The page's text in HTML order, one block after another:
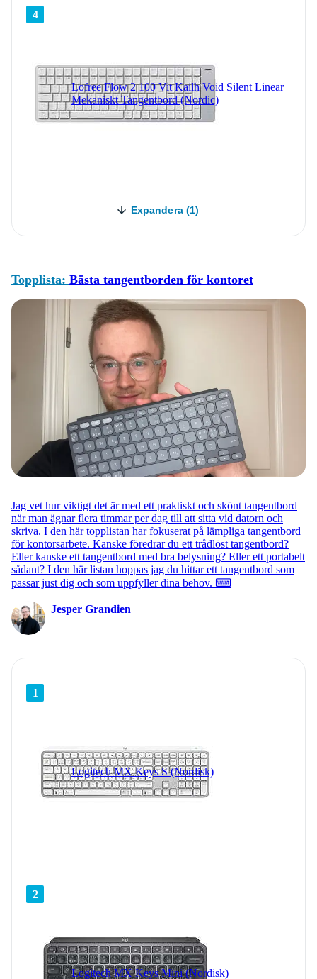
4
Lofree Flow 2 100 Vit Kailh Void Silent Linear
Mekaniskt Tangentbord (Nordic)
Expandera (1)
Topplista: Bästa tangentborden för kontoret
Jag vet hur viktigt det är med ett praktiskt och skönt tangentbord
när man ägnar flera timmar per dag till att sitta vid datorn och
skriva. I den här topplistan har fokuserat på lämpliga tangentbord
för kontorsarbete. Kanske föredrar du ett trådlöst tangentbord?
Eller kanske ett tangentbord med bra belysning? Eller ett portabelt
sådant? I den här listan hoppas jag du hittar ett tangentbord som
passar just dig och som uppfyller dina behov. ⌨
Jesper Grandien
1
Logitech MX Keys S (Nordisk)
2
Logitech MX Keys Mini (Nordisk)